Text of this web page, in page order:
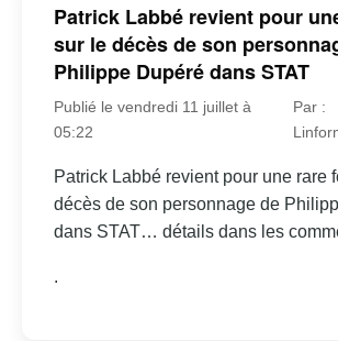
Patrick Labbé revient pour
sur le décès de son
Philippe Dupéré dans STAT
Publié le vendredi 11 juillet à
05:22
Par :
Patrick Labbé revient pour une rare
décès de son personnage de
dans STAT… détails dans les
.